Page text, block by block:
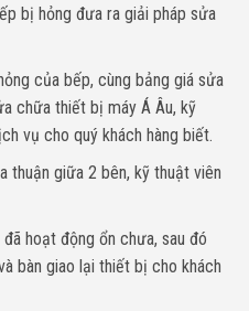
bị hỏng đưa ra giải pháp sửa
của bếp, cùng bảng giá sửa
chữa thiết bị máy Á Âu, kỹ
vụ cho quý khách hàng biết.
thuận giữa 2 bên, kỹ thuật viên
hoạt động ổn chưa, sau đó
bàn giao lại thiết bị cho khách